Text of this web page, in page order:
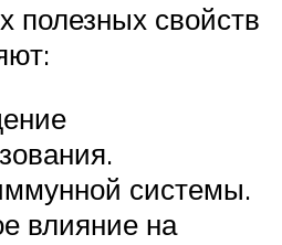
полезных свойств
системы.
влияние на